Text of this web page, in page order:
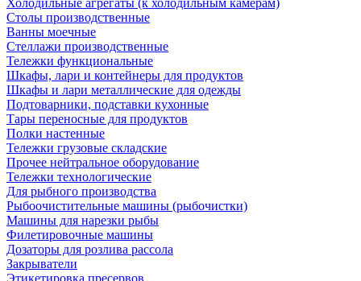
Холодильные агрегаты (к холодильным камерам)
Столы производственные
Ванны моечные
Стеллажи производственные
Тележки функциональные
Шкафы, лари и контейнеры для продуктов
Шкафы и лари металлические для одежды
Подтоварники, подставки кухонные
Тары переносные для продуктов
Полки настенные
Тележки грузовые складские
Прочее нейтральное оборудование
Тележки технологические
Для рыбного производства
Рыбоочистительные машины (рыбочистки)
Машины для нарезки рыбы
Филетировочные машины
Дозаторы для розлива рассола
Закрыватели
Этикетировка пресервов